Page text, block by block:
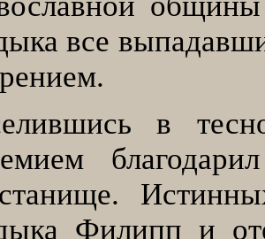
все
в
Филипп и